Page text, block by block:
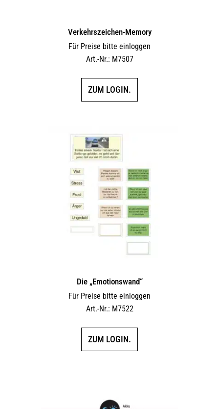
Verkehrszeichen-Memory
Für Preise bitte einloggen
Art.-Nr.: M7507
ZUM LOGIN.
Die „Emotionswand“
Für Preise bitte einloggen
Art.-Nr.: M7522
ZUM LOGIN.